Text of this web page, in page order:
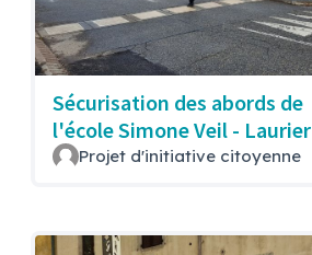
Sécurisation des abords de
l'école Simone Veil - Laurier
Projet d'initiative citoyenne